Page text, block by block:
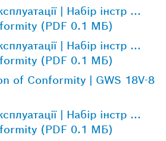
| Набір інстр ...
(PDF 0.1 МБ)
| Набір інстр ...
(PDF 0.1 МБ)
of Conformity | GWS 18V-8
| Набір інстр ...
(PDF 0.1 МБ)